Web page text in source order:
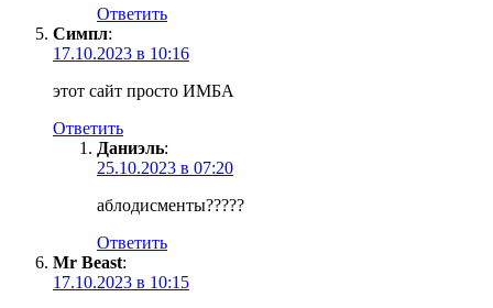
Ответить
Симпл:
17.10.2023 в 10:16
этот сайт просто ИМБА
Ответить
Даниэль:
25.10.2023 в 07:20
аблодисменты?????
Ответить
Mr Beast:
17.10.2023 в 10:15